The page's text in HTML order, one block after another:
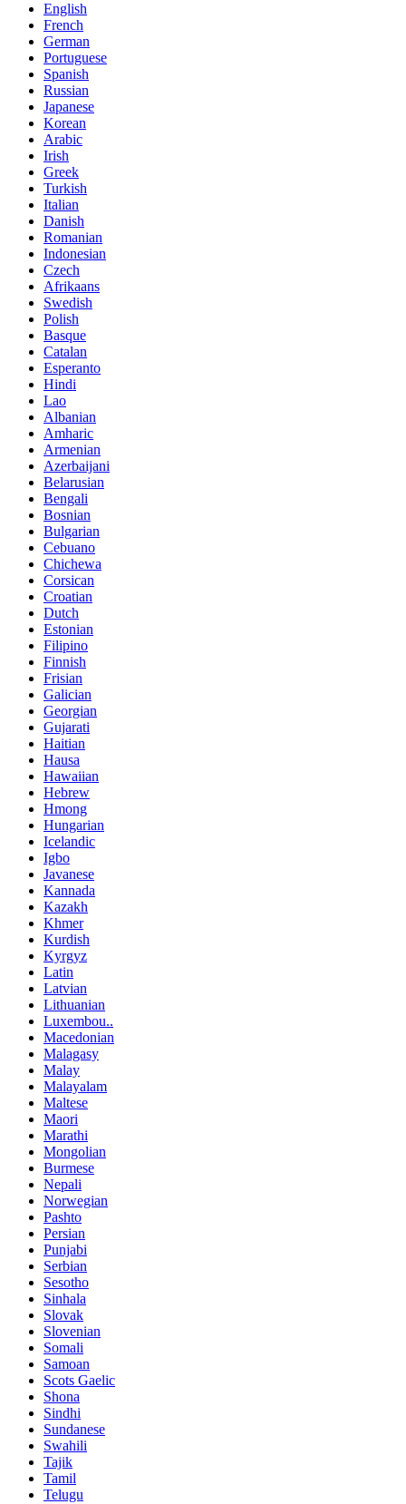
English
French
German
Portuguese
Spanish
Russian
Japanese
Korean
Arabic
Irish
Greek
Turkish
Italian
Danish
Romanian
Indonesian
Czech
Afrikaans
Swedish
Polish
Basque
Catalan
Esperanto
Hindi
Lao
Albanian
Amharic
Armenian
Azerbaijani
Belarusian
Bengali
Bosnian
Bulgarian
Cebuano
Chichewa
Corsican
Croatian
Dutch
Estonian
Filipino
Finnish
Frisian
Galician
Georgian
Gujarati
Haitian
Hausa
Hawaiian
Hebrew
Hmong
Hungarian
Icelandic
Igbo
Javanese
Kannada
Kazakh
Khmer
Kurdish
Kyrgyz
Latin
Latvian
Lithuanian
Luxembou..
Macedonian
Malagasy
Malay
Malayalam
Maltese
Maori
Marathi
Mongolian
Burmese
Nepali
Norwegian
Pashto
Persian
Punjabi
Serbian
Sesotho
Sinhala
Slovak
Slovenian
Somali
Samoan
Scots Gaelic
Shona
Sindhi
Sundanese
Swahili
Tajik
Tamil
Telugu